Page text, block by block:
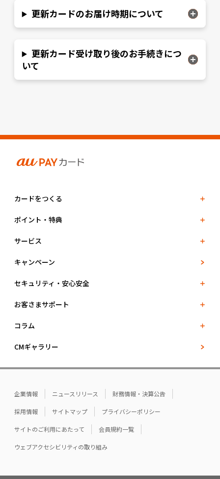
更新カードのお届け時期について
更新カード受け取り後のお手続きにつ
いて
カードをつくる
ポイント・特典
サービス
キャンペーン
セキュリティ・安心安全
お客さまサポート
コラム
CMギャラリー
企業情報 ニュースリリース 財務情報・決算公告
採用情報 サイトマップ プライバシーポリシー
サイトのご利用にあたって 会員規約一覧
ウェブアクセシビリティの取り組み